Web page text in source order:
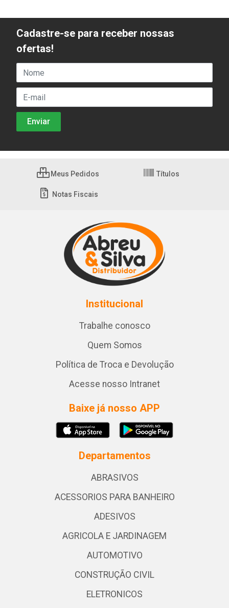
Cadastre-se para receber nossas
ofertas!
Meus Pedidos Títulos
Notas Fiscais
Institucional
Trabalhe conosco
Quem Somos
Política de Troca e Devolução
Acesse nosso Intranet
Baixe já nosso APP
Departamentos
ABRASIVOS
ACESSORIOS PARA BANHEIRO
ADESIVOS
AGRICOLA E JARDINAGEM
AUTOMOTIVO
CONSTRUÇÃO CIVIL
ELETRONICOS